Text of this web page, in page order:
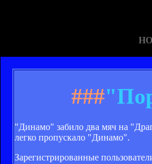
###
"Динамо" забило два мяч на
легко пропускало "Динамо".
Зарегистрированные